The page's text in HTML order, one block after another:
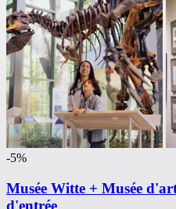
-5%
Musée Witte + Musée
d'entrée